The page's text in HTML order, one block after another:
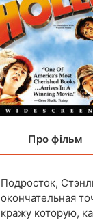
Про фільм
Подросток,
окончательная
кражу которую,